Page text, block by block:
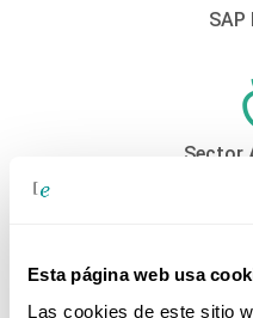
Esta página web usa
Las cookies de este sitio
SAP
Sector
Sector